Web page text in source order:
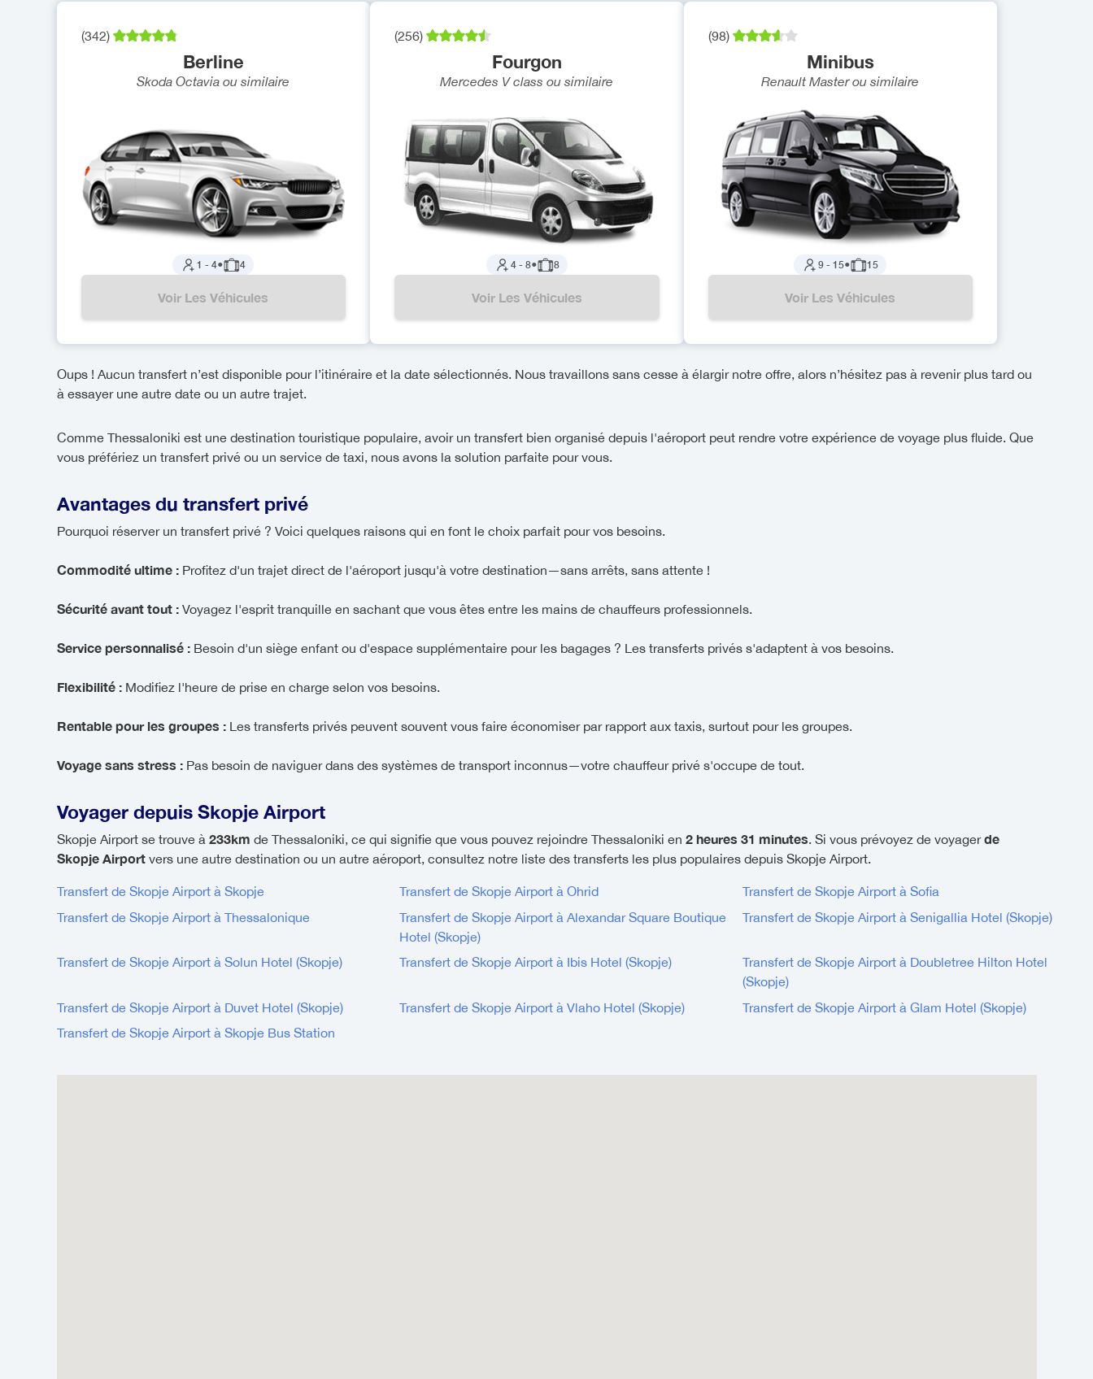
(342)
Berline
Skoda Octavia ou similaire
1 -4● 4
Voir Les Véhicules
(256)
Fourgon
Mercedes V class ou similaire
4- 8● 8
Voir Les Véhicules
(98)
Minibus
Renault Master ou similaire
9 -15● 15
Voir Les Véhicules
Oups ! Aucun transfert n’est disponible pour l’itinéraire et la date sélectionnés. Nous travaillons sans cesse à élargir notre offre, alors n’hésitez pas à revenir plus tard ou
à essayer une autre date ou un autre trajet.
Comme Thessaloniki est une destination touristique populaire, avoir un transfert bien organisé depuis l'aéroport peut rendre votre expérience de voyage plus fluide. Que
vous préfériez un transfert privé ou un service de taxi, nous avons la solution parfaite pour vous.
Avantages du transfert privé
Pourquoi réserver un transfert privé ? Voici quelques raisons qui en font le choix parfait pour vos besoins.
Commodité ultime :Profitez d'un trajet direct de l'aéroport jusqu'à votre destination—sans arrêts, sans attente !
Sécurité avant tout :Voyagez l'esprit tranquille en sachant que vous êtes entre les mains de chauffeurs professionnels.
Service personnalisé :Besoin d'un siège enfant ou d'espace supplémentaire pour les bagages ? Les transferts privés s'adaptent à vos besoins.
Flexibilité :Modifiez l'heure de prise en charge selon vos besoins.
Rentable pour les groupes :Les transferts privés peuvent souvent vous faire économiser par rapport aux taxis, surtout pour les groupes.
Voyage sans stress :Pas besoin de naviguer dans des systèmes de transport inconnus—votre chauffeur privé s'occupe de tout.
Voyager depuis Skopje Airport
Skopje Airport se trouve à 233km de Thessaloniki, ce qui signifie que vous pouvez rejoindre Thessaloniki en 2 heures 31 minutes. Si vous prévoyez de voyagerde
Skopje Airportvers une autre destination ou un autre aéroport, consultez notre liste des transferts les plus populaires depuis Skopje Airport.
Transfert de Skopje Airport à Skopje Transfert de Skopje Airport à Ohrid
Transfert de Skopje Airport à Sofia
Transfert de Skopje Airport à Thessalonique
Transfert de Skopje Airport à Alexandar Square Boutique
Hotel (Skopje)
Transfert de Skopje Airport à Senigallia Hotel (Skopje)
Transfert de Skopje Airport à Solun Hotel (Skopje) Transfert de Skopje Airport à Ibis Hotel (Skopje)
Transfert de Skopje Airport à Doubletree Hilton Hotel
(Skopje)
Transfert de Skopje Airport à Duvet Hotel (Skopje)
Transfert de Skopje Airport à Vlaho Hotel (Skopje)
Transfert de Skopje Airport à Glam Hotel (Skopje)
Transfert de Skopje Airport à Skopje Bus Station